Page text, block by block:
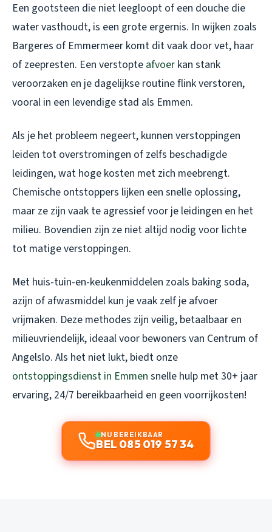
Een gootsteen die niet leegloopt of een douche die
water vasthoudt, is een grote ergernis. In wijken zoals
Bargeres of Emmermeer komt dit vaak door vet, haar
of zeepresten. Een verstopte afvoer kan stank
veroorzaken en je dagelijkse routine flink verstoren,
vooral in een levendige stad als Emmen.
Als je het probleem negeert, kunnen verstoppingen
leiden tot overstromingen of zelfs beschadigde
leidingen, wat hoge kosten met zich meebrengt.
Chemische ontstoppers lijken een snelle oplossing,
maar ze zijn vaak te agressief voor je leidingen en het
milieu. Bovendien zijn ze niet altijd nodig voor lichte
tot matige verstoppingen.
Met huis-tuin-en-keukenmiddelen zoals baking soda,
azijn of afwasmiddel kun je vaak zelf je afvoer
vrijmaken. Deze methodes zijn veilig, betaalbaar en
milieuvriendelijk, ideaal voor bewoners van Centrum of
Angelslo. Als het niet lukt, biedt onze
ontstoppingsdienst in Emmen snelle hulp met 30+ jaar
ervaring, 24/7 bereikbaarheid en geen voorrijkosten!
NU BEREIKBAAR
BEL 085 019 57 34